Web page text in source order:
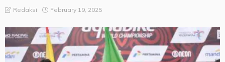
Redaksi February 19, 2025